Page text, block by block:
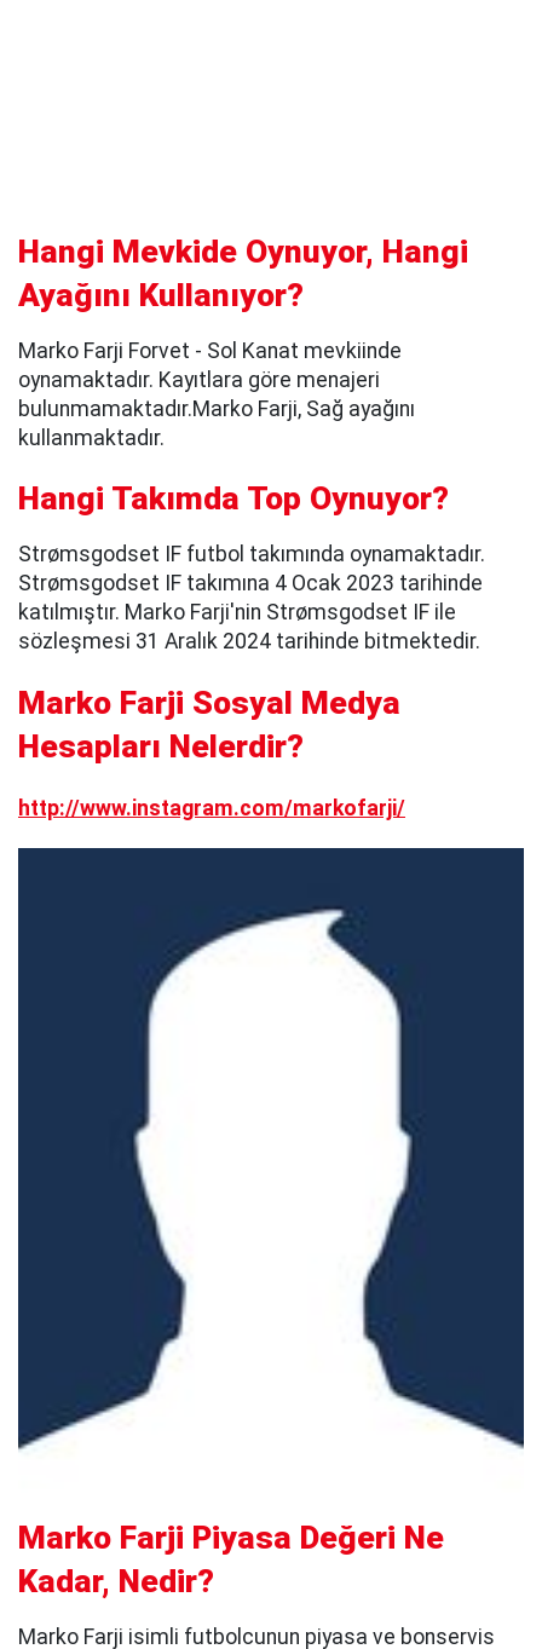
Hangi Mevkide Oynuyor, Hangi
Ayağını Kullanıyor?
Marko Farji Forvet - Sol Kanat mevkiinde
oynamaktadır. Kayıtlara göre menajeri
bulunmamaktadır.Marko Farji, Sağ ayağını
kullanmaktadır.
Hangi Takımda Top Oynuyor?
Strømsgodset IF futbol takımında oynamaktadır.
Strømsgodset IF takımına 4 Ocak 2023 tarihinde
katılmıştır. Marko Farji'nin Strømsgodset IF ile
sözleşmesi 31 Aralık 2024 tarihinde bitmektedir.
Marko Farji Sosyal Medya
Hesapları Nelerdir?
http://www.instagram.com/markofarji/
Marko Farji Piyasa Değeri Ne
Kadar, Nedir?
Marko Farji isimli futbolcunun piyasa ve bonservis